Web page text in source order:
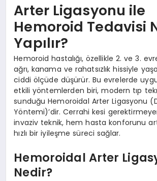
Arter Ligasyonu ile
Hemoroid Tedavisi
Yapılır?
Hemoroid hastalığı, özellikle 2. ve 3.
ağrı, kanama ve rahatsızlık hissiyle
ciddi ölçüde düşürür. Bu evrelerde
etkili yöntemlerden biri, modern tıp
sunduğu Hemoroidal Arter Ligasyonu
Yöntemi)’dir. Cerrahi kesi
invaziv teknik, hem hasta konforunu
hızlı bir iyileşme süreci sağlar.
Hemoroidal Arter
Nedir?